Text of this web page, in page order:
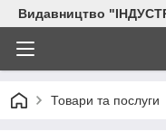
Видавництво
Товари та послуги